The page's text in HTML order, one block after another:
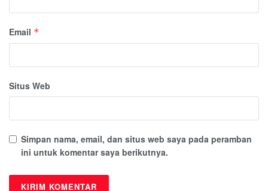
Email *
Situs Web
Simpan nama, email, dan situs web saya pada peramban
ini untuk komentar saya berikutnya.